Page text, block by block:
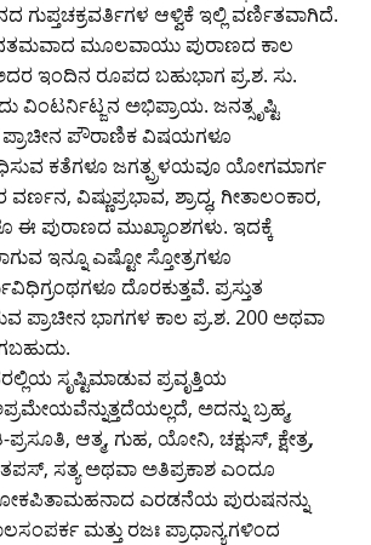
ಗುಪ್ತಚಕ್ರವರ್ತಿಗಳ ಆಳ್ವಿಕೆ ಇಲ್ಲಿ ವರ್ಣಿತವಾಗಿದೆ.
ಮೂಲವಾಯು ಪುರಾಣದ ಕಾಲ
ಇಂದಿನ ರೂಪದ ಬಹುಭಾಗ ಪ್ರ.ಶ. ಸು.
ವಿಂಟರ್ನಿಟ್ಜನ ಅಭಿಪ್ರಾಯ. ಜನತ್ಸೃಷ್ಟಿ
ಪ್ರಾಚೀನ ಪೌರಾಣಿಕ ವಿಷಯಗಳೂ
ಕತೆಗಳೂ ಜಗತ್ಪ್ರಳಯವೂ ಯೋಗಮಾರ್ಗ
ವಿಷ್ಣುಪ್ರಭಾವ, ಶ್ರಾದ್ಧ, ಗೀತಾಲಂಕಾರ,
ಈ ಪುರಾಣದ ಮುಖ್ಯಾಂಶಗಳು. ಇದಕ್ಕೆ
ಇನ್ನೂ ಎಷ್ಟೋ ಸ್ತೋತ್ರಗಳೂ
ದೊರಕುತ್ತವೆ. ಪ್ರಸ್ತುತ
ಪ್ರಾಚೀನ ಭಾಗಗಳ ಕಾಲ ಪ್ರ.ಶ. 200 ಅಥವಾ
ಸೃಷ್ಟಿಮಾಡುವ ಪ್ರವೃತ್ತಿಯ
ಅದನ್ನು ಬ್ರಹ್ಮ,
ಪ್ರಸೂತಿ, ಆತ್ಮ, ಗುಹ, ಯೋನಿ, ಚಕ್ಷುಸ್, ಕ್ಷೇತ್ರ,
ತಪಸ್, ಸತ್ಯ ಅಥವಾ ಅತಿಪ್ರಕಾಶ ಎಂದೂ
ಎರಡನೆಯ ಪುರುಷನನ್ನು
ಮತ್ತು ರಜಃ ಪ್ರಾಧಾನ್ಯಗಳಿಂದ